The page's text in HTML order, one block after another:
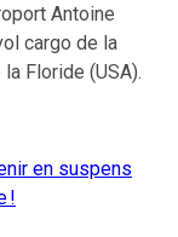
Antoine
cargo de la
Floride (USA).
en suspens
!